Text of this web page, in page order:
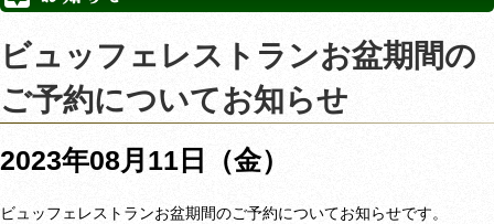
ビュッフェレストランお盆期間の
ご予約についてお知らせ
2023年08月11日（金）
ビュッフェレストランお盆期間のご予約についてお知らせです。